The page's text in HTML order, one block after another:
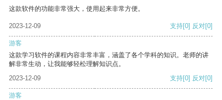
这款软件的功能非常强大，使用起来非常方便。
2023-12-09 支持[0] 反对[0]
游客
这款学习软件的课程内容非常丰富，涵盖了各个学科的知识。老师的讲
解非常生动，让我能够轻松理解知识点。
2023-12-09
支持[0] 反对[0]
游客